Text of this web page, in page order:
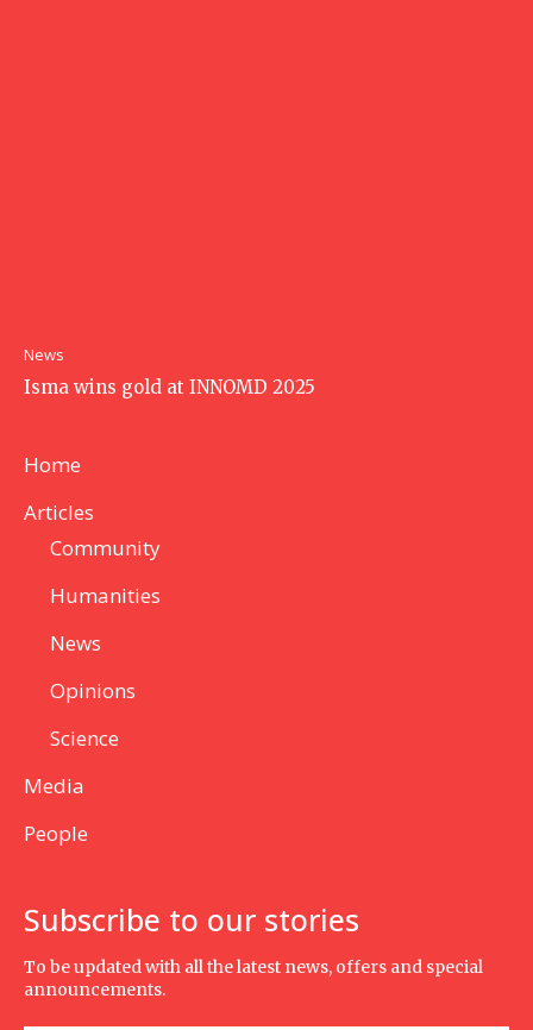
News
Isma wins gold at INNOMD 2025
Home
Articles
Community
Humanities
News
Opinions
Science
Media
People
Subscribe to our stories
To be updated with all the latest news, offers and special
announcements.